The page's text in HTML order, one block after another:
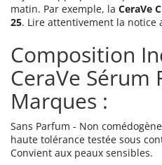
matin. Par exemple, la CeraVe
25. Lire attentivement la notice
Composition
CeraVe Sérum
Marques :
Sans Parfum - Non
haute tolérance testée sous
Convient aux peaux sensibles.